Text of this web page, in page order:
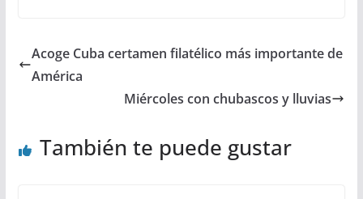
Acoge Cuba certamen filatélico más importante de
América
Miércoles con chubascos y lluvias
También te puede gustar